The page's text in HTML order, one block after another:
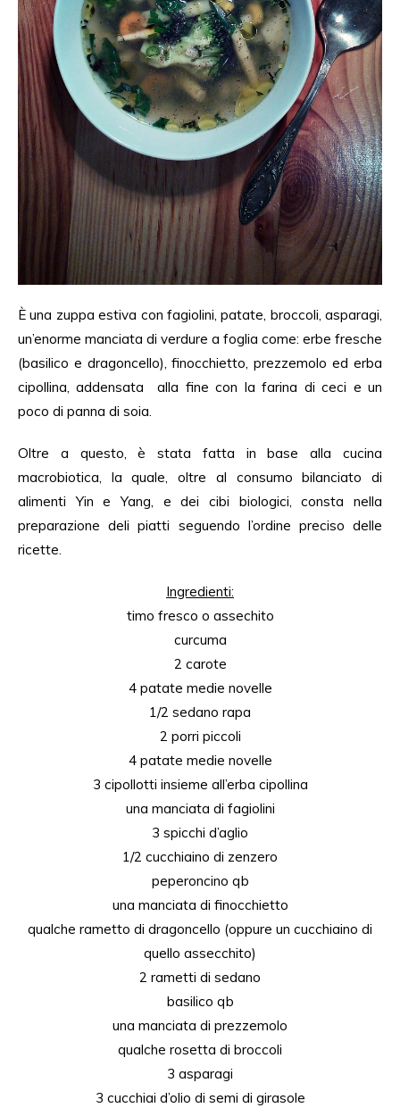
È una zuppa estiva con fagiolini, patate, broccoli, asparagi,
un’enorme manciata di verdure a foglia come: erbe fresche
(basilico e dragoncello), finocchietto, prezzemolo ed erba
cipollina, addensata alla fine con la farina di ceci e un
poco di panna di soia.
Oltre a questo, è stata fatta in base alla cucina
macrobiotica, la quale, oltre al consumo bilanciato di
alimenti Yin e Yang, e dei cibi biologici, consta nella
preparazione deli piatti seguendo l’ordine preciso delle
ricette.
Ingredienti:
timo fresco o assechito
curcuma
2 carote
4 patate medie novelle
1/2 sedano rapa
2 porri piccoli
4 patate medie novelle
3 cipollotti insieme all’erba cipollina
una manciata di fagiolini
3 spicchi d’aglio
1/2 cucchiaino di zenzero
peperoncino qb
una manciata di finocchietto
qualche rametto di dragoncello (oppure un cucchiaino di
quello assecchito)
2 rametti di sedano
basilico qb
una manciata di prezzemolo
qualche rosetta di broccoli
3 asparagi
3 cucchiai d’olio di semi di girasole